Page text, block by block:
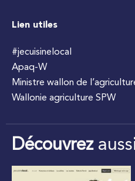
Lien utiles
#jecuisinelocal
Apaq-W
Ministre wallon de
Wallonie agriculture SPW
Découvrez